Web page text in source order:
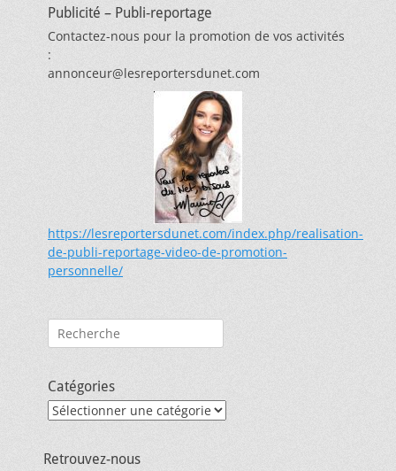
Publicité – Publi-reportage
Contactez-nous pour la promotion de vos activités
:
annonceur@lesreportersdunet.com
https://lesreportersdunet.com/index.php/realisation-
de-publi-reportage-video-de-promotion-
personnelle/
Rechercher :
Catégories
Catégories
Retrouvez-nous